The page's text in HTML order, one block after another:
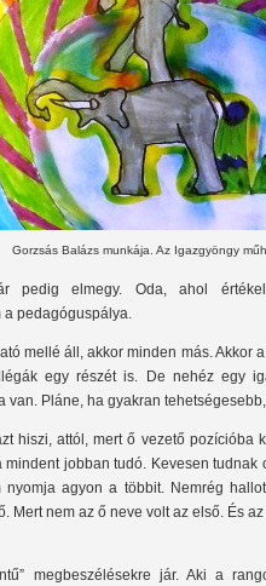
Gorzsás Balázs munkája. Az Igazgyöngy
pedig elmegy. Oda, ahol
a pedagóguspálya.
mellé áll, akkor minden más. Akkor
egy részét is. De nehéz egy
van. Pláne, ha gyakran
hiszi, attól, mert ő vezető pozícióba
mindent jobban tudó. Kevesen tudnak
agyon a többit. Nemrég
Mert nem az ő neve volt az első. És
megbeszélésekre jár. Aki a